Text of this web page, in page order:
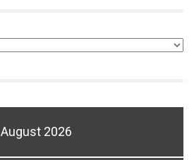
August 2026